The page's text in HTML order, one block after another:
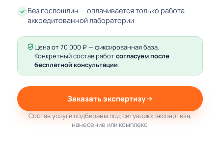
Без госпошлин — оплачивается только работа
аккредитованной лаборатории
Цена от 70 000 ₽ — фиксированная база.
Конкретный состав работсогласуем после
бесплатной консультации.
Заказать экспертизу
Состав услуги подбираем под ситуацию: экспертиза,
нанесение или комплекс.